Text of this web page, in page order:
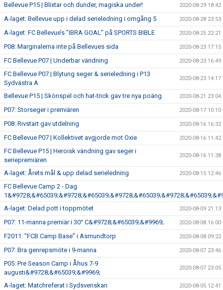
Bellevue P15 | Blixtar och dunder, magiska under! 2020-08-29 18:42
A-laget: Bellevue upp i delad serieledning i omgång 5 2020-08-28 23:53
A-laget: FC Bellevue’s ”IBRA GOAL” på SPORTS BIBLE 2020-08-25 22:21
P08: Marginalerna inte på Bellevues sida 2020-08-23 17:15
FC Bellevue P07 | Underbar vändning 2020-08-23 16:49
FC Bellevue P07 | Blytung seger & serieledning i P13
Sydvästra A
2020-08-23 14:17
Bellevue P15 | Skönspel och hat-trick gav tre nya poäng 2020-08-21 23:04
P07: Storseger i premiären 2020-08-17 10:10
P08: Rivstart gav utdelning 2020-08-16 16:32
FC Bellevue P07 | Kollektivet avgjorde mot Oxie 2020-08-16 11:42
FC Bellevue P15 | Heroisk vändning gav seger i
seriepremiären
2020-08-16 11:38
A-laget: Årets mål & upp delad serieledning 2020-08-15 12:46
FC Bellevue Camp 2 - Dag
A-laget: Delad pott i toppmötet
2020-08-09 21:13
P07: 11-manna premiär i 30° C&#9728;&#65039;&#9969; 2020-08-08 16:00
F2011: ”FCB Camp Base” i Asmundtorp 2020-08-08 09:22
P07: Bra genrepsmöte i 9-manna 2020-08-07 23:46
P05: Pre Season Camp i Åhus 7-9
augusti&#9728;&#65039;&#9969;
2020-08-07 23:05
A-laget: Matchreferat i Sydsvenskan 2020-08-05 12:41